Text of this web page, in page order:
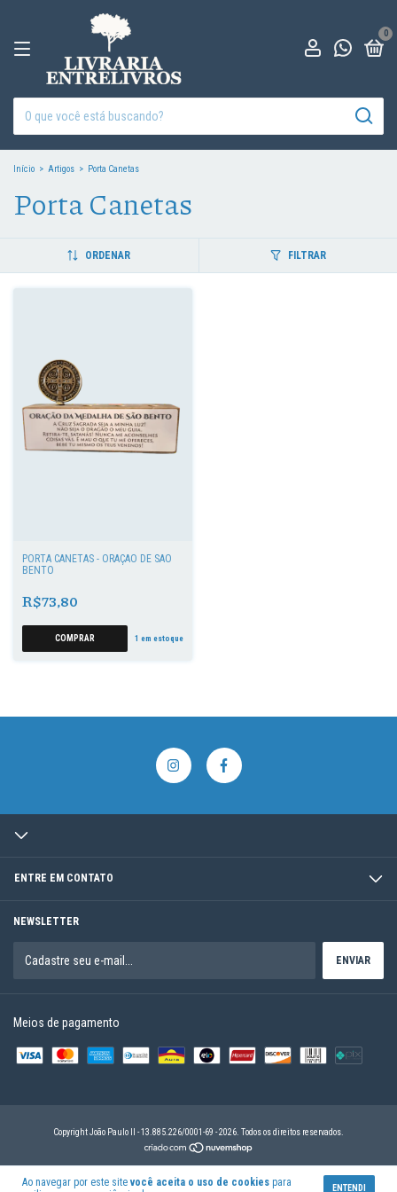
0
Ao navegar por este sitevocê aceita o uso de cookies para
ENTENDI
Início > Artigos > Porta Canetas
Porta Canetas
ORDENAR FILTRAR
PORTA CANETAS - ORAÇÃO DE SÃO
BENTO
R$73,80
1 em estoque
ENTRE EM CONTATO
NEWSLETTER
Meios de pagamento
Copyright João Paulo II - 13.885.226/0001-69 - 2026. Todos os direitos reservados.